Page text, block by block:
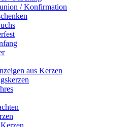
/ Konfirmation
aus Kerzen